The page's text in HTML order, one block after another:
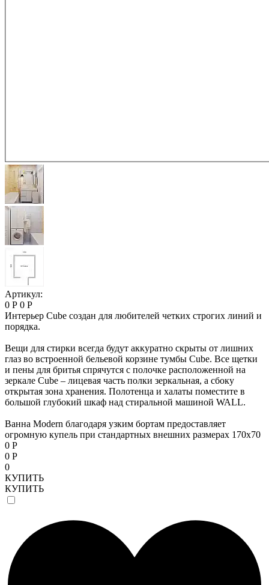
Артикул:
0 Р 0 Р
Интерьер Cube создан для любителей четких строгих линий и
порядка.
Вещи для стирки всегда будут аккуратно скрыты от лишних
глаз во встроенной бельевой корзине тумбы Сube. Все щетки
и пены для бритья спрячутся с полочке расположенной на
зеркале Cube – лицевая часть полки зеркальная, а сбоку
открытая зона хранения. Полотенца и халаты поместите в
большой глубокий шкаф над стиральной машиной WALL.
Ванна Мodern благодаря узким бортам предоставляет
огромную купель при стандартных внешних размерах 170х70
0 Р
0 Р
0
КУПИТЬ
КУПИТЬ